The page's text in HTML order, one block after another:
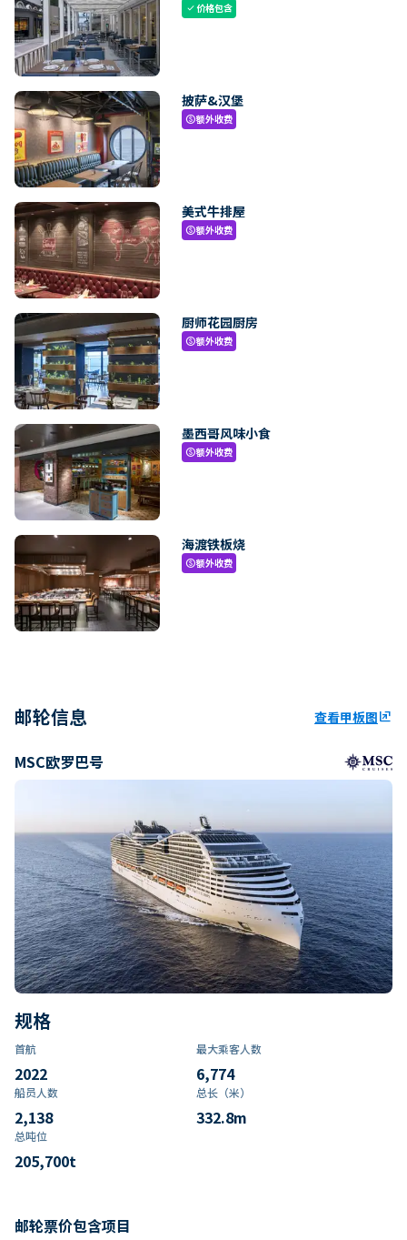
check价格包含
披萨&汉堡
paid额外收费
美式牛排屋
paid额外收费
厨师花园厨房
paid额外收费
墨西哥风味小食
paid额外收费
海渡铁板烧
paid额外收费
邮轮信息 查看甲板图ungroup
MSC欧罗巴号
规格
首航
2022
最大乘客人数
6,774
船员人数
2,138
总长（米）
332.8m
总吨位
205,700t
邮轮票价包含项目